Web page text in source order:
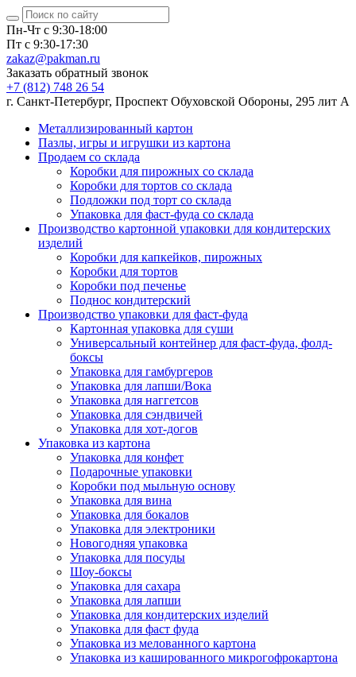
Пн-Чт с 9:30-18:00
Пт с 9:30-17:30
zakaz@pakman.ru
Заказать обратный звонок
+7 (812) 748 26 54
г. Санкт-Петербург, Проспект Обуховской Обороны, 295 лит А
Металлизированный картон
Пазлы, игры и игрушки из картона
Продаем со склада
Коробки для пирожных со склада
Коробки для тортов со склада
Подложки под торт со склада
Упаковка для фаст-фуда со склада
Производство картонной упаковки для кондитерских
изделий
Коробки для капкейков, пирожных
Коробки для тортов
Коробки под печенье
Поднос кондитерский
Производство упаковки для фаст-фуда
Картонная упаковка для суши
Универсальный контейнер для фаст-фуда, фолд-
боксы
Упаковка для гамбургеров
Упаковка для лапши/Вока
Упаковка для наггетсов
Упаковка для сэндвичей
Упаковка для хот-догов
Упаковка из картона
Упаковка для конфет
Подарочные упаковки
Коробки под мыльную основу
Упаковка для вина
Упаковка для бокалов
Упаковка для электроники
Новогодняя упаковка
Упаковка для посуды
Шоу-боксы
Упаковка для сахара
Упаковка для лапши
Упаковка для кондитерских изделий
Упаковка для фаст фуда
Упаковка из мелованного картона
Упаковка из кашированного микрогофрокартона